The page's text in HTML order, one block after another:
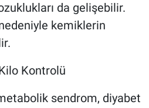
da gelişebilir.
kemiklerin
Kontrolü
sendrom, diyabet